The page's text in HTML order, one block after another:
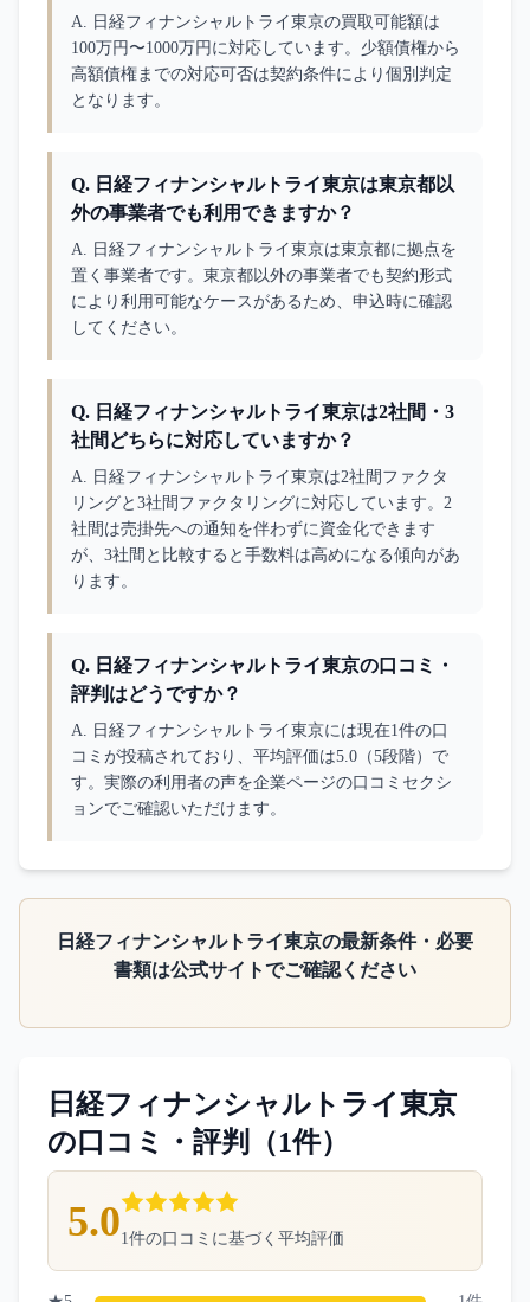
A. 日経フィナンシャルトライ東京の買取可能額は
100万円〜1000万円に対応しています。少額債権から
高額債権までの対応可否は契約条件により個別判定
となります。
Q. 日経フィナンシャルトライ東京は東京都以
外の事業者でも利用できますか？
A. 日経フィナンシャルトライ東京は東京都に拠点を
置く事業者です。東京都以外の事業者でも契約形式
により利用可能なケースがあるため、申込時に確認
してください。
Q. 日経フィナンシャルトライ東京は2社間・3
社間どちらに対応していますか？
A. 日経フィナンシャルトライ東京は2社間ファクタ
リングと3社間ファクタリングに対応しています。2
社間は売掛先への通知を伴わずに資金化できます
が、3社間と比較すると手数料は高めになる傾向があ
ります。
Q. 日経フィナンシャルトライ東京の口コミ・
評判はどうですか？
A. 日経フィナンシャルトライ東京には現在1件の口
コミが投稿されており、平均評価は5.0（5段階）で
す。実際の利用者の声を企業ページの口コミセクシ
ョンでご確認いただけます。
日経フィナンシャルトライ東京の最新条件・必要
書類は公式サイトでご確認ください
日経フィナンシャルトライ東京
の口コミ・評判（1件）
5.01件の口コミに基づく平均評価